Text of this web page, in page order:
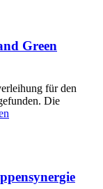
Green
für den
Die